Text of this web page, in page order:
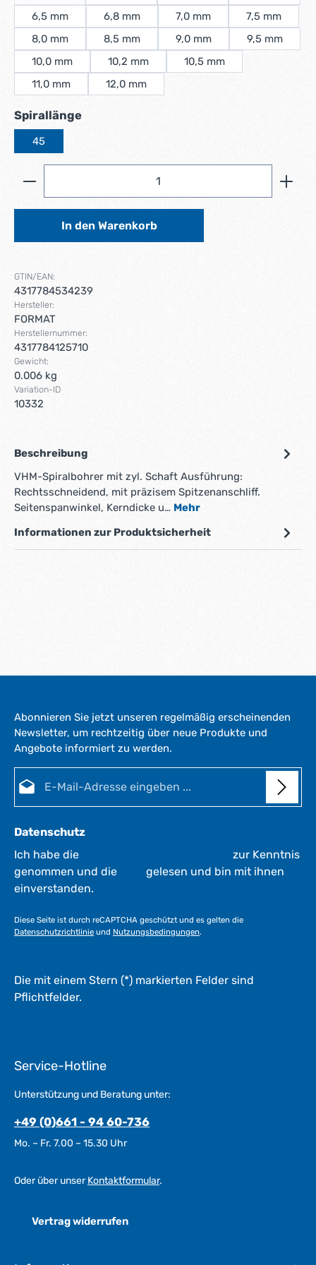
6,5 mm
6,8 mm 7,0 mm
7,5 mm
8,0 mm
8,5 mm 9,0 mm
9,5 mm
10,0 mm
10,2 mm
10,5 mm
11,0 mm
12,0 mm
Spirallängeauswählen
45
Produkt Anzahl: Gib den gewünschten Wert ein
In den Warenkorb
GTIN/EAN:
4317784534239
Hersteller:
FORMAT
Herstellernummer:
4317784125710
Gewicht:
0.006 kg
Variation-ID
10332
Beschreibung
VHM-Spiralbohrer mit zyl. Schaft Ausführung:
Rechtsschneidend, mit präzisem Spitzenanschliff.
Seitenspanwinkel, Kerndicke u… Mehr
Informationen zur Produktsicherheit
Abonnieren Sie jetzt unseren regelmäßig erscheinenden
Newsletter, um rechtzeitig über neue Produkte und
Angebote informiert zu werden.
Datenschutz
Ich habe die
zur Kenntnis
genommen und die
gelesen und bin mit ihnen
einverstanden.
Diese Seite ist durch reCAPTCHA geschützt und es gelten die
Datenschutzrichtlinie und Nutzungsbedingungen.
Die mit einem Stern (*) markierten Felder sind
Pflichtfelder.
Service-Hotline
Unterstützung und Beratung unter:
+49 (0)661 - 94 60-736
Mo. – Fr. 7.00 – 15.30 Uhr
Oder über unserKontaktformular.
Vertrag widerrufen